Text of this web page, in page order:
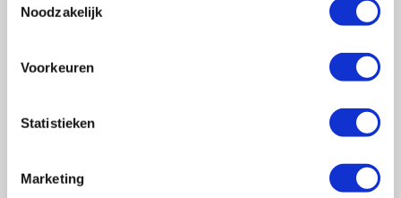
Noodzakelijk
Voorkeuren
Statistieken
Marketing
Vragen?
of bel ons op: